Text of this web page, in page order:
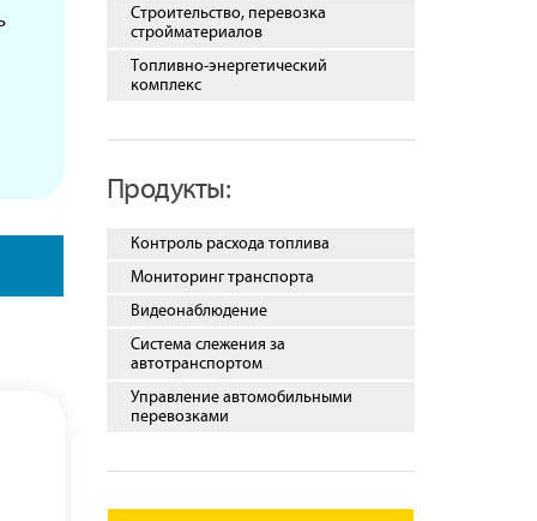
Строительство, перевозка
стройматериалов
Топливно-энергетический
комплекс
Продукты:
Контроль расхода топлива
Мониторинг транспорта
Видеонаблюдение
Система слежения за
автотранспортом
Управление автомобильными
перевозками